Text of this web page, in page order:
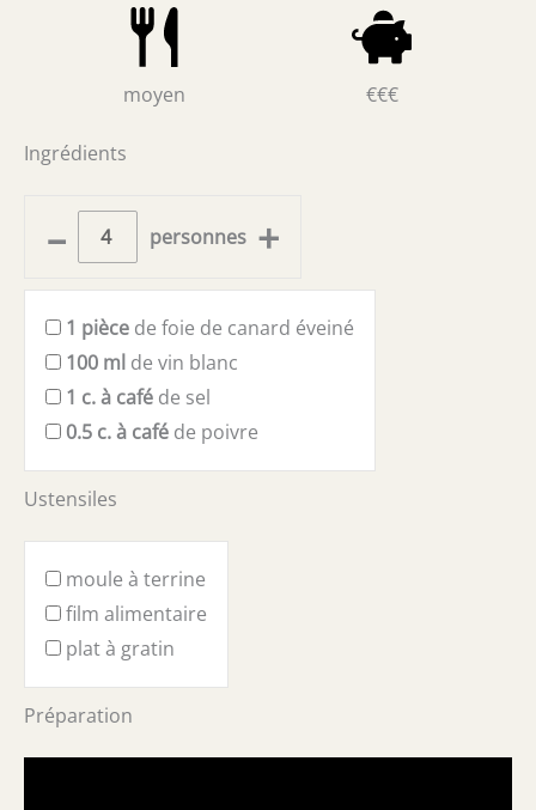
moyen €€€
Ingrédients
– personnes +
1 pièce de foie de canard éveiné
100 ml de vin blanc
1 c. à café de sel
0.5 c. à café de poivre
Ustensiles
moule à terrine
film alimentaire
plat à gratin
Préparation